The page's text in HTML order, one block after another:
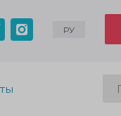
РУ